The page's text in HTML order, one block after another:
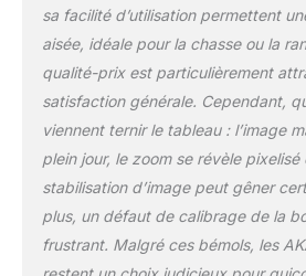
3280
soyez en
faune,
les
les
sombres.
d'Image
avec le
Seemor-
sa facilité d’utilisation permettent
aisée, idéale pour la chasse ou la
qualité-prix est particulièrement
satisfaction générale. Cependant,
viennent ternir le tableau : l’image
plein jour, le zoom se révèle pixelisé
stabilisation d’image peut gêner
plus, un défaut de calibrage de la
frustrant. Malgré ces bémols, les